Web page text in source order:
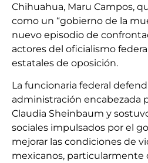
Chihuahua, Maru Campos,
como un “gobierno de la
nuevo episodio de
actores del oficialismo
estatales de oposición.
La funcionaria federal
administración encabezada
Claudia Sheinbaum y
sociales impulsados por el
mejorar las condiciones de
mexicanos, particularmente